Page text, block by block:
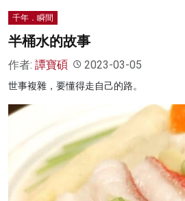
千年．瞬間
半桶水的故事
作者: 譚寶碩 2023-03-05
世事複雜，要懂得走自己的路。